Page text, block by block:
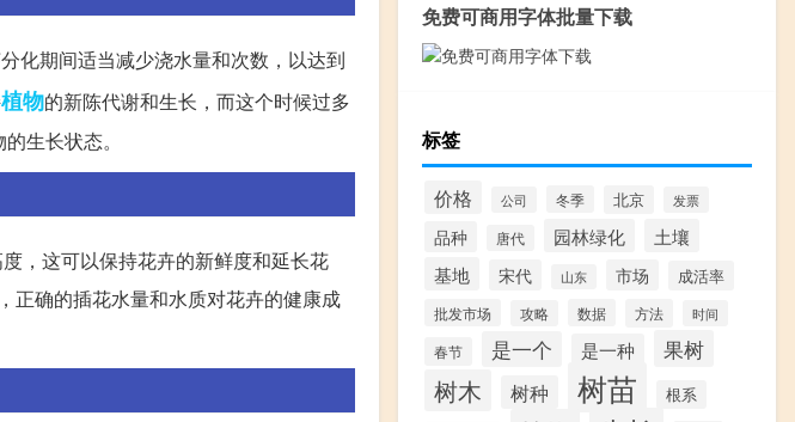
化期间适当减少浇水量和次数，以达到
植物的新陈代谢和生长，而这个时候过多
生长状态。
，这可以保持花卉的新鲜度和延长花
正确的插花水量和水质对花卉的健康成
免费可商用字体批量下载
标签
价格 公司 冬季 北京 发票
品种 唐代 园林绿化
土壤
基地
宋代 山东 市场 成活率
批发市场 攻略 数据 方法 时间
春节 是一个 是一种 果树
树木 树种 树苗
根系